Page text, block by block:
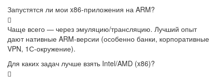
Запустятся ли мои x86-приложения на ARM?
Чаще всего — через эмуляцию/трансляцию. Лучший опыт
дают нативные ARM-версии (особенно банки, корпоративные
VPN, 1С-окружение).
Для каких задач лучше взять Intel/AMD (x86)?